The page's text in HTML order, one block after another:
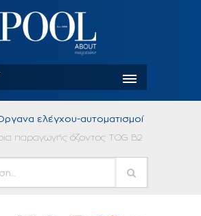
ελέγχου-αυτοματισμοί
παραγωγής όζοντος TOG B2